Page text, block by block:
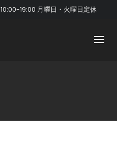
10:00-19:00 月曜日・火曜日定休